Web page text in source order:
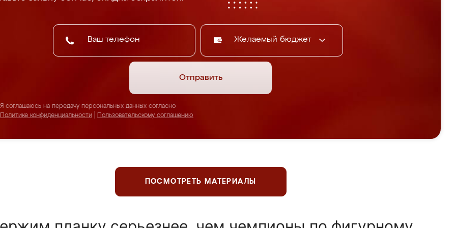
Желаемый бюджет
Отправить
Я соглашаюсь на передачу персональных данных согласно
Политике конфиденциальности
Пользовательскому соглашению
ПОСМОТРЕТЬ МАТЕРИАЛЫ